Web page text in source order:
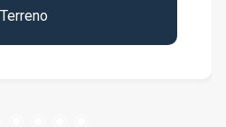
residenciais ou
Terreno